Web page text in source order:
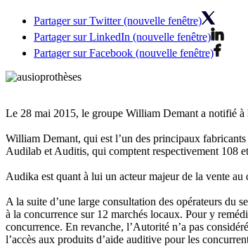
Partager sur Twitter (nouvelle fenêtre)
Partager sur LinkedIn (nouvelle fenêtre)
Partager sur Facebook (nouvelle fenêtre)
Le 28 mai 2015, le groupe William Demant a notifié
William Demant, qui est l’un des principaux
Audilab et Auditis, qui comptent respectivement 108
Audika est quant à lui un acteur majeur de la vente
A la suite d’une large consultation des opérateurs du
à la concurrence sur 12 marchés locaux. Pour y
concurrence. En revanche, l’Autorité n’a pas
l’accès aux produits d’aide auditive pour les